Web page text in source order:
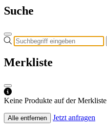
Suche
Merkliste
Keine Produkte auf der Merkliste
Alle entfernen Jetzt anfragen